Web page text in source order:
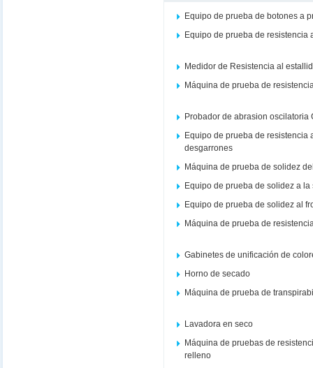
Equipo de prueba de botones a
Equipo de prueba de resistencia
Medidor de Resistencia al
Máquina de prueba de
Probador de abrasion oscilatoria
Equipo de prueba de resistencia
desgarrones
Máquina de prueba de solidez
Equipo de prueba de solidez a
Equipo de prueba de solidez al
Máquina de prueba de
Gabinetes de unificación de
Horno de secado
Máquina de prueba de
Lavadora en seco
Máquina de pruebas de
relleno